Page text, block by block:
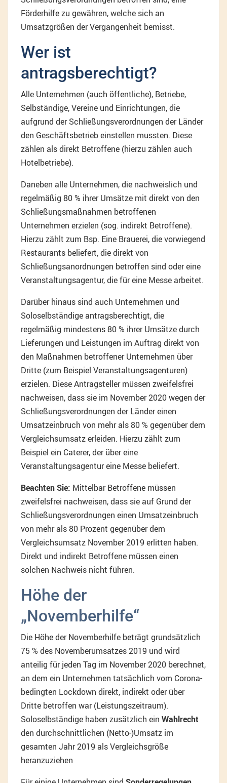
Förderhilfe zu gewähren, welche sich an
Umsatzgrößen der Vergangenheit bemisst.
Wer ist
antragsberechtigt?
Alle Unternehmen (auch öffentliche), Betriebe,
Selbständige, Vereine und Einrichtungen, die
aufgrund der Schließungsverordnungen der Länder
den Geschäftsbetrieb einstellen mussten. Diese
zählen als direkt Betroffene (hierzu zählen auch
Hotelbetriebe).
Daneben alle Unternehmen, die nachweislich und
regelmäßig 80 % ihrer Umsätze mit direkt von den
Schließungsmaßnahmen betroffenen
Unternehmen erzielen (sog. indirekt Betroffene).
Hierzu zählt zum Bsp. Eine Brauerei, die vorwiegend
Restaurants beliefert, die direkt von
Schließungsanordnungen betroffen sind oder eine
Veranstaltungsagentur, die für eine Messe arbeitet.
Darüber hinaus sind auch Unternehmen und
Soloselbständige antragsberechtigt, die
regelmäßig mindestens 80 % ihrer Umsätze durch
Lieferungen und Leistungen im Auftrag direkt von
den Maßnahmen betroffener Unternehmen über
Dritte (zum Beispiel Veranstaltungsagenturen)
erzielen. Diese Antragsteller müssen zweifelsfrei
nachweisen, dass sie im November 2020 wegen der
Schließungsverordnungen der Länder einen
Umsatzeinbruch von mehr als 80 % gegenüber dem
Vergleichsumsatz erleiden. Hierzu zählt zum
Beispiel ein Caterer, der über eine
Veranstaltungsagentur eine Messe beliefert.
Beachten Sie: Mittelbar Betroffene müssen
zweifelsfrei nachweisen, dass sie auf Grund der
Schließungsverordnungen einen Umsatzeinbruch
von mehr als 80 Prozent gegenüber dem
Vergleichsumsatz November 2019 erlitten haben.
Direkt und indirekt Betroffene müssen einen
solchen Nachweis nicht führen.
Höhe der
„Novemberhilfe“
Die Höhe der Novemberhilfe beträgt grundsätzlich
75 % des Novemberumsatzes 2019 und wird
anteilig für jeden Tag im November 2020 berechnet,
an dem ein Unternehmen tatsächlich vom Corona-
bedingten Lockdown direkt, indirekt oder über
Dritte betroffen war (Leistungszeitraum).
Soloselbständige haben zusätzlich ein Wahlrecht
den durchschnittlichen (Netto-)Umsatz im
gesamten Jahr 2019 als Vergleichsgröße
heranzuziehen